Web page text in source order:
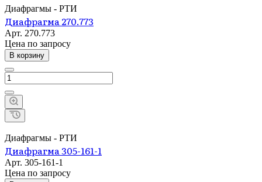
Диафрагмы - РТИ
Диафрагма 270.773
Арт. 270.773
Цена по запросу
В корзину
Диафрагмы - РТИ
Диафрагма 305-161-1
Арт. 305-161-1
Цена по запросу